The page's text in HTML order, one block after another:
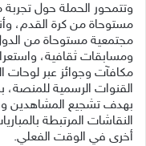
وتتمحور الحملة حول
مستوحاة من كرة القدم،
مجتمعية مستوحاة من
ومسابقات ثقافية،
مكافآت وجوائز عبر لوحات
بهدف تشجيع المشاهدين
النقاشات المرتبطة
أخرى في الوقت الفعلي.